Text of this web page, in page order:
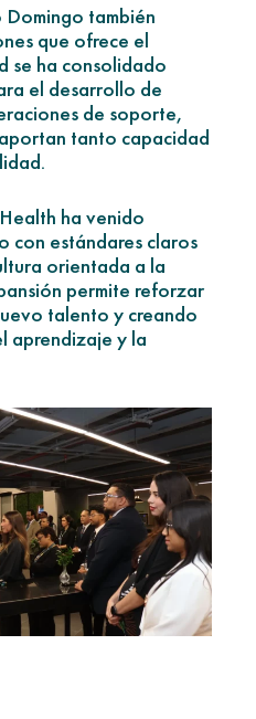
Domingo también
que ofrece el
se ha consolidado
el desarrollo de
de soporte,
tanto capacidad
ha venido
con estándares claros
orientada a la
permite reforzar
talento y creando
aprendizaje y la